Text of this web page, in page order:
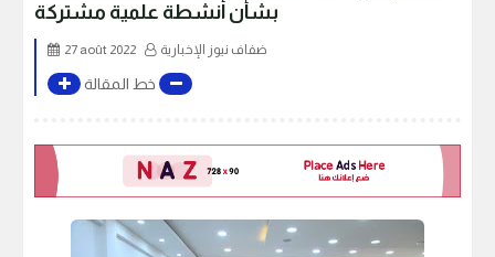
بشأن أنشطة علمية مشتركة
27 août 2022 ضفاف نيوز الإخبارية
خط المقالة